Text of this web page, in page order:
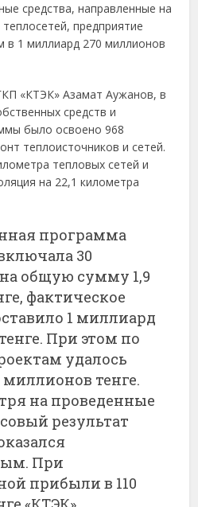
средства, направленные на
предприятие
в 1 миллиард 270 миллионов
«КТЭК» Азамат Аужанов, в
средств и
было освоено 968
теплоисточников и сетей.
тепловых сетей и
на 22,1 километра
программа
30
общую сумму 1,9
фактическое
1 миллиард
При этом по
удалось
тенге.
на проведенные
результат
При
прибыли в 110